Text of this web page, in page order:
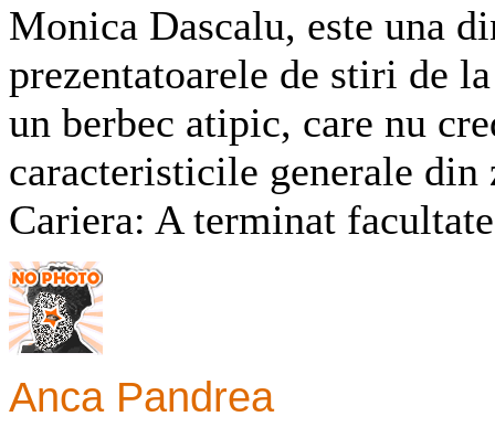
Monica Dascalu, este una
prezentatoarele de stiri de
un berbec atipic, care nu
caracteristicile generale din
Cariera: A terminat
Anca Pandrea